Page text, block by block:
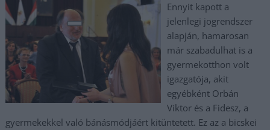
Ennyit kapott a
jelenlegi jogrendszer
alapján, hamarosan
már szabadulhat is a
gyermekotthon volt
igazgatója, akit
egyébként Orbán
Viktor és a Fidesz, a
gyermekekkel való bánásmódjáért kitüntetett. Ez az a bicskei